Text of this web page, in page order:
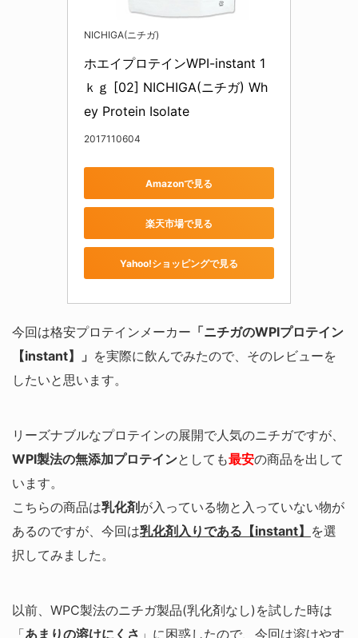
NICHIGA(ニチガ)
ホエイプロテインWPI-instant 1
ｋｇ [02] NICHIGA(ニチガ) Wh
ey Protein Isolate
2017110604
Amazonで見る
楽天市場で見る
Yahoo!ショッピングで見る
今回は格安プロテインメーカー 「ニチガのWPIプロテイン
【instant】」 を実際に飲んでみたので、そのレビューを
したいと思います。
リーズナブルなプロテインの展開で人気のニチガですが、
WPI製法の無添加プロテインとしても最安の商品を出して
います。
こちらの商品は乳化剤 が入っている物と入っていない物が
あるのですが、今回は乳化剤入りである【instant】 を選
択してみました。
以前、WPC製法のニチガ製品(乳化剤なし)を試した時は
「あまりの溶けにくさ 」に困惑したので、今回は溶けやす